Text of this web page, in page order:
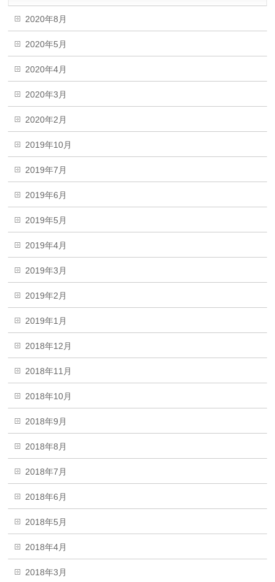
2020年8月
2020年5月
2020年4月
2020年3月
2020年2月
2019年10月
2019年7月
2019年6月
2019年5月
2019年4月
2019年3月
2019年2月
2019年1月
2018年12月
2018年11月
2018年10月
2018年9月
2018年8月
2018年7月
2018年6月
2018年5月
2018年4月
2018年3月